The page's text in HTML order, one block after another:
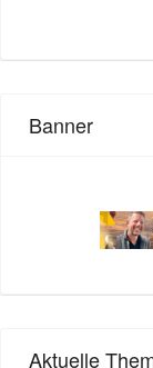
Banner
Aktuelle